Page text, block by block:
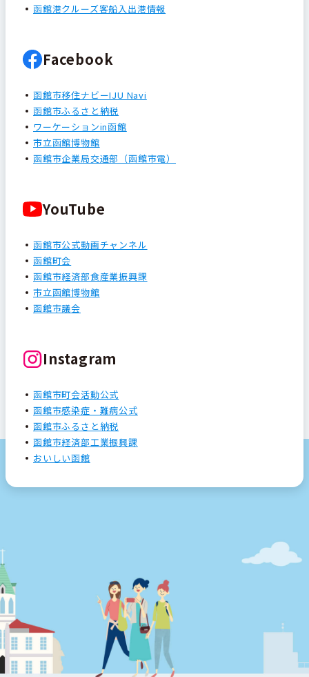
函館港クルーズ客船入出港情報
Facebook
函館市移住ナビーIJU Navi
函館市ふるさと納税
ワーケーションin函館
市立函館博物館
函館市企業局交通部（函館市電）
YouTube
函館市公式動画チャンネル
函館町会
函館市経済部食産業振興課
市立函館博物館
函館市議会
Instagram
函館市町会活動公式
函館市感染症・難病公式
函館市ふるさと納税
函館市経済部工業振興課
おいしい函館